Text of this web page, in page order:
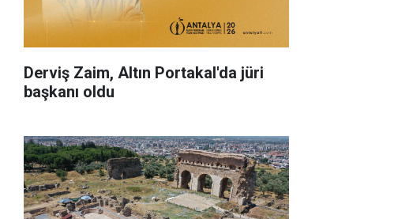
Derviş Zaim, Altın Portakal'da jüri
başkanı oldu